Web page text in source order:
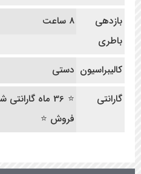
بازدهی
باطری
8 ساعت
کالیبراسیون دستی
گارانتی
⭐ 36 ماه
فروش ⭐